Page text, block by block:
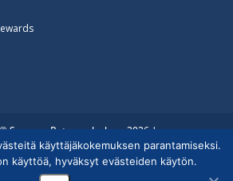
Suomen Rotarypalvelu ry 2026 |
tietosuojaseloste|Henkilötietojen
Rotarytoiminnassa
käyttäjäkokemuksen parantamiseksi.
käyttöä, hyväksyt evästeiden käytön.